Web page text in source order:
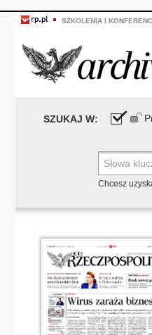
SZKOLENIA I
SZUKAJ W:
Chcesz